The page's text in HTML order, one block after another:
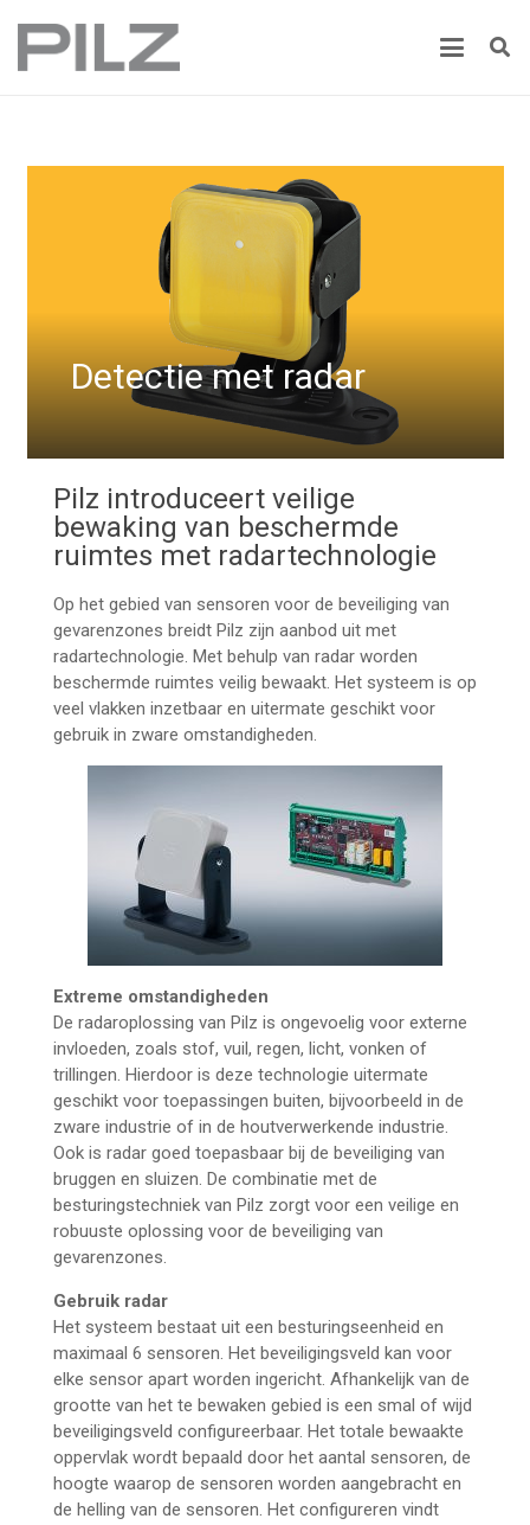
Detectie met radar
Pilz introduceert veilige
bewaking van beschermde
ruimtes met radartechnologie
Op het gebied van sensoren voor de beveiliging van
gevarenzones breidt Pilz zijn aanbod uit met
radartechnologie. Met behulp van radar worden
beschermde ruimtes veilig bewaakt. Het systeem is op
veel vlakken inzetbaar en uitermate geschikt voor
gebruik in zware omstandigheden.
Extreme omstandigheden
De radaroplossing van Pilz is ongevoelig voor externe
invloeden, zoals stof, vuil, regen, licht, vonken of
trillingen. Hierdoor is deze technologie uitermate
geschikt voor toepassingen buiten, bijvoorbeeld in de
zware industrie of in de houtverwerkende industrie.
Ook is radar goed toepasbaar bij de beveiliging van
bruggen en sluizen. De combinatie met de
besturingstechniek van Pilz zorgt voor een veilige en
robuuste oplossing voor de beveiliging van
gevarenzones.
Gebruik radar
Het systeem bestaat uit een besturingseenheid en
maximaal 6 sensoren. Het beveiligingsveld kan voor
elke sensor apart worden ingericht. Afhankelijk van de
grootte van het te bewaken gebied is een smal of wijd
beveiligingsveld configureerbaar. Het totale bewaakte
oppervlak wordt bepaald door het aantal sensoren, de
hoogte waarop de sensoren worden aangebracht en
de helling van de sensoren. Het configureren vindt